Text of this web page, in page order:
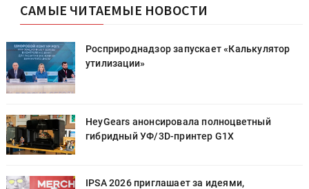
САМЫЕ ЧИТАЕМЫЕ НОВОСТИ
Росприроднадзор запускает «Калькулятор
утилизации»
HeyGears анонсировала полноцветный
гибридный УФ/3D-принтер G1X
IPSA 2026 приглашает за идеями,